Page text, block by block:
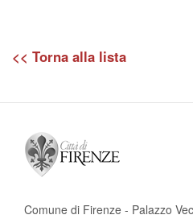
<< Torna alla lista
Comune di Firenze - Palazzo